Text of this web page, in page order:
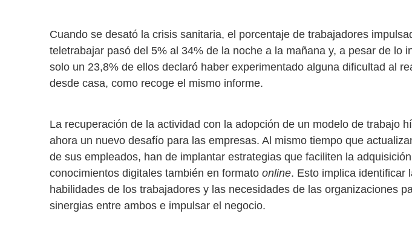
Cuando se desató la crisis sanitaria, el porcentaje de trabajadores
teletrabajar pasó del 5% al 34% de la noche a la mañana y, a pesar de lo
solo un 23,8% de ellos declaró haber experimentado alguna dificultad al
desde casa, como recoge el mismo informe.
La recuperación de la actividad con la adopción de un modelo de trabajo
ahora un nuevo desafío para las empresas. Al mismo tiempo que
de sus empleados, han de implantar estrategias que faciliten la
conocimientos digitales también en formato online. Esto implica identificar
habilidades de los trabajadores y las necesidades de las organizaciones
sinergias entre ambos e impulsar el negocio.